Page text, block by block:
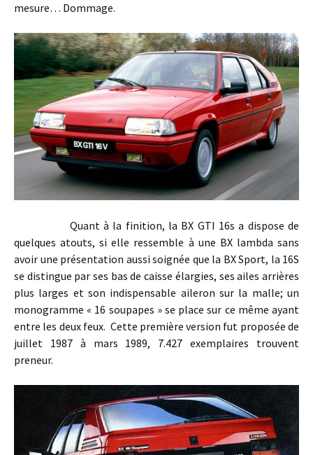
mesure… Dommage.
Quant à la finition, la BX GTI 16s a dispose de
quelques atouts, si elle ressemble à une BX lambda sans
avoir une présentation aussi soignée que la BX Sport, la 16S
se distingue par ses bas de caisse élargies, ses ailes arrières
plus larges et son indispensable aileron sur la malle; un
monogramme « 16 soupapes » se place sur ce même ayant
entre les deux feux. Cette première version fut proposée de
juillet 1987 à mars 1989, 7.427 exemplaires trouvent
preneur.